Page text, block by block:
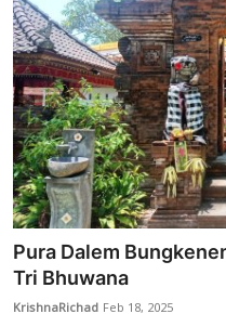
Pura Dalem
Tri Bhuwana
KrishnaRichad Feb 18, 2025